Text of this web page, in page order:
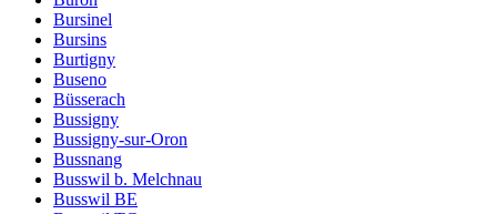
Bursinel
Bursins
Burtigny
Buseno
Büsserach
Bussigny
Bussigny-sur-Oron
Bussnang
Busswil b. Melchnau
Busswil BE